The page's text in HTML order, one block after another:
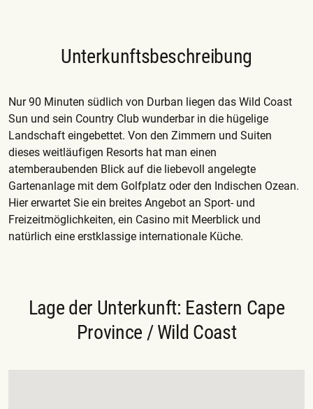
Unterkunftsbeschreibung
Nur 90 Minuten südlich von Durban liegen das Wild Coast
Sun und sein Country Club wunderbar in die hügelige
Landschaft eingebettet. Von den Zimmern und Suiten
dieses weitläufigen Resorts hat man einen
atemberaubenden Blick auf die liebevoll angelegte
Gartenanlage mit dem Golfplatz oder den Indischen Ozean.
Hier erwartet Sie ein breites Angebot an Sport- und
Freizeitmöglichkeiten, ein Casino mit Meerblick und
natürlich eine erstklassige internationale Küche.
Lage der Unterkunft: Eastern Cape
Province / Wild Coast